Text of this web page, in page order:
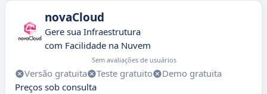
novaCloud
Gere sua Infraestrutura
com Facilidade na Nuvem
Sem avaliações de usuários
Versão gratuita Teste gratuito
Demo gratuita
Preços sob consulta